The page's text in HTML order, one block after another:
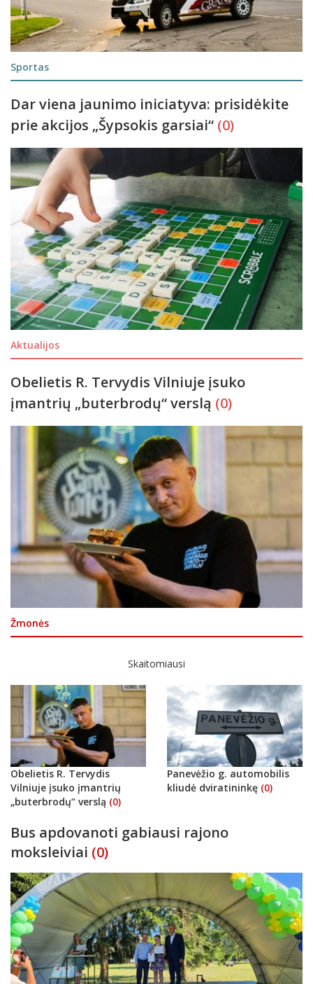
Sportas
Dar viena jaunimo iniciatyva: prisidėkite
prie akcijos „Šypsokis garsiai“ (0)
Aktualijos
Obelietis R. Tervydis Vilniuje įsuko
įmantrių „buterbrodų“ verslą (0)
Žmonės
Skaitomiausi
Obelietis R. Tervydis
Vilniuje įsuko įmantrių
„buterbrodų“ verslą (0)
Panevėžio g. automobilis
kliudė dviratininkę (0)
Bus apdovanoti gabiausi rajono
moksleiviai (0)